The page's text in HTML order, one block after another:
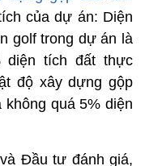
của dự án: Diện
golf trong dự án là
diện tích đất thực
độ xây dựng gộp
quá 5% diện
Đầu tư đánh giá,